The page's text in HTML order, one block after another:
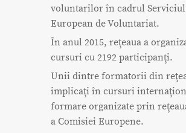
voluntarilor în cadrul
European de Voluntariat.
În anul 2015, reţeaua a
cursuri cu 2192 participanţi.
Unii dintre formatorii din
implicaţi în cursuri
formare organizate prin
a Comisiei Europene.